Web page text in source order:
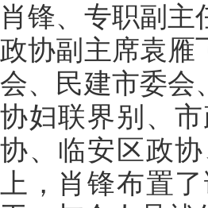
肖锋、专职副
政协副主席袁雁
会、民建市委会
协妇联界别、
协、临安区政
上，肖锋布置